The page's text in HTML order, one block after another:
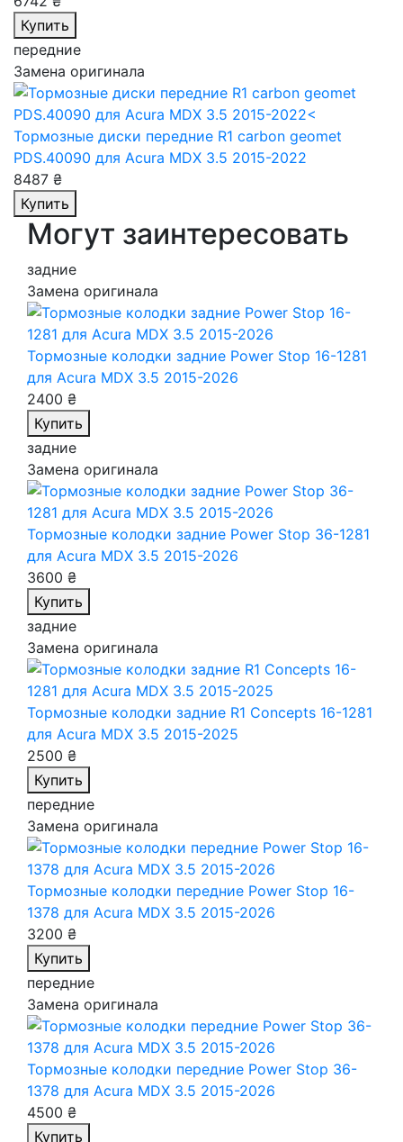
Купить
передние
Замена оригинала
Тормозные диски передние R1 carbon geomet
PDS.40090 для Acura MDX 3.5 2015-2022
8487 ₴
Купить
Могут заинтересовать
задние
Замена оригинала
Тормозные колодки задние Power Stop 16-1281
для Acura MDX 3.5 2015-2026
2400 ₴
Купить
задние
Замена оригинала
Тормозные колодки задние Power Stop 36-1281
для Acura MDX 3.5 2015-2026
3600 ₴
Купить
задние
Замена оригинала
Тормозные колодки задние R1 Concepts 16-1281
для Acura MDX 3.5 2015-2025
2500 ₴
Купить
передние
Замена оригинала
Тормозные колодки передние Power Stop 16-
1378 для Acura MDX 3.5 2015-2026
3200 ₴
Купить
передние
Замена оригинала
Тормозные колодки передние Power Stop 36-
1378 для Acura MDX 3.5 2015-2026
4500 ₴
Купить